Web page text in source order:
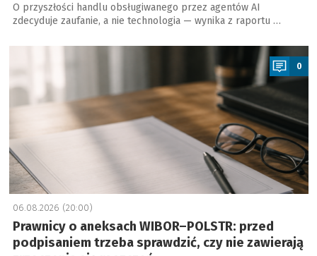
O przyszłości handlu obsługiwanego przez agentów AI
zdecyduje zaufanie, a nie technologia — wynika z raportu …
a
0
06.08.2026 (20:00)
Prawnicy o aneksach WIBOR–POLSTR: przed
podpisaniem trzeba sprawdzić, czy nie zawierają